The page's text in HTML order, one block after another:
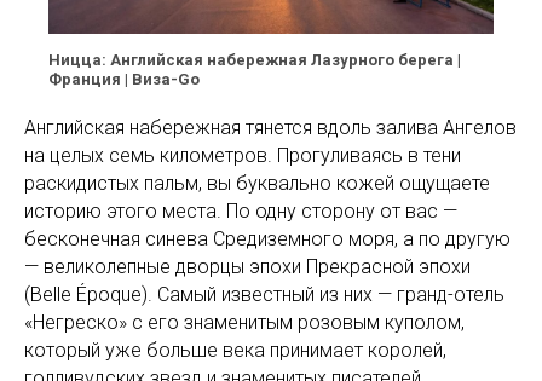
Ницца: Английская набережная Лазурного берега |
Франция | Виза-Go
Английская набережная тянется вдоль залива Ангелов
на целых семь километров. Прогуливаясь в тени
раскидистых пальм, вы буквально кожей ощущаете
историю этого места. По одну сторону от вас —
бесконечная синева Средиземного моря, а по другую
— великолепные дворцы эпохи Прекрасной эпохи
(Belle Époque). Самый известный из них — гранд-отель
«Негреско» с его знаменитым розовым куполом,
который уже больше века принимает королей,